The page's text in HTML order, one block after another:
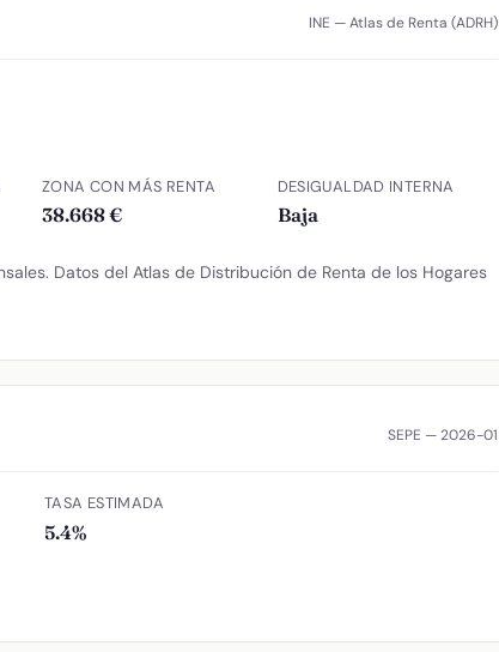
INE — Atlas de Renta (ADRH)
ZONA CON MÁS RENTA
38.668 €
DESIGUALDAD INTERNA
Baja
Datos del Atlas de Distribución de Renta de los Hogares
SEPE — 2026-01
TASA ESTIMADA
5.4%